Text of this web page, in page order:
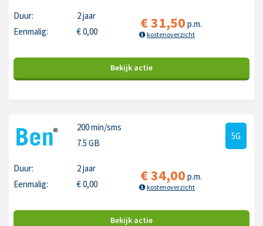
Duur:
2 jaar
Eenmalig:
€0,00 €31,50 p.m.
kostenoverzicht
Bekijk actie
200 min/sms
7.5 GB
5G
Duur:
2 jaar
Eenmalig:
€0,00 €34,00 p.m.
kostenoverzicht
Bekijk actie